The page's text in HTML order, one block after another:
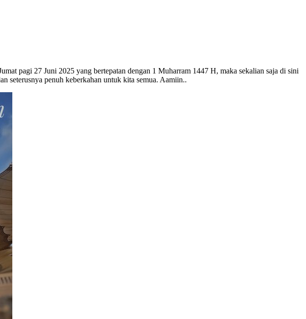
pagi 27 Juni 2025 yang bertepatan dengan 1 Muharram 1447 H, maka sekalian saja di sini
seterusnya penuh keberkahan untuk kita semua. Aamiin..